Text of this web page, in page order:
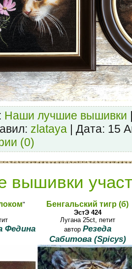
Наши лучшие вышивки
zlataya | Дата: 15
(0)
вышивки
"
Федина
Бенгальский тигр (б)
ЭстЭ 424
Лугана 25ct, петит
автор Резеда
Сабитова (Spicys)